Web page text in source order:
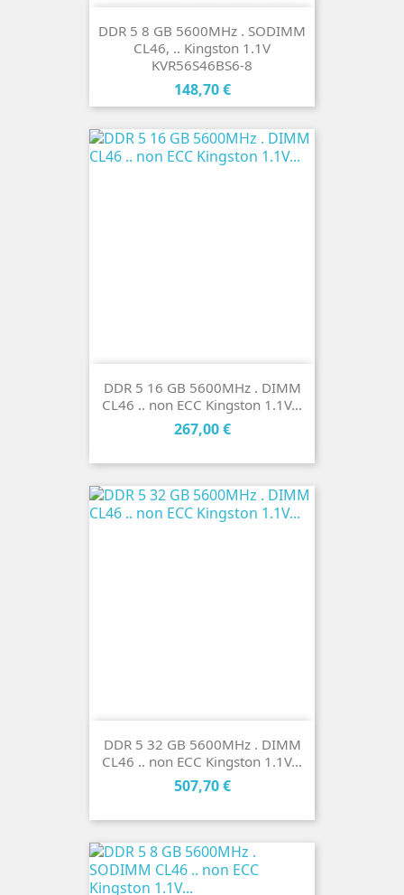
DDR 5 8 GB 5600MHz . SODIMM
CL46, .. Kingston 1.1V
KVR56S46BS6-8
Cena
148,70 €
DDR 5 16 GB 5600MHz . DIMM
CL46 .. non ECC Kingston 1.1V...
Cena
267,00 €
DDR 5 32 GB 5600MHz . DIMM
CL46 .. non ECC Kingston 1.1V...
Cena
507,70 €